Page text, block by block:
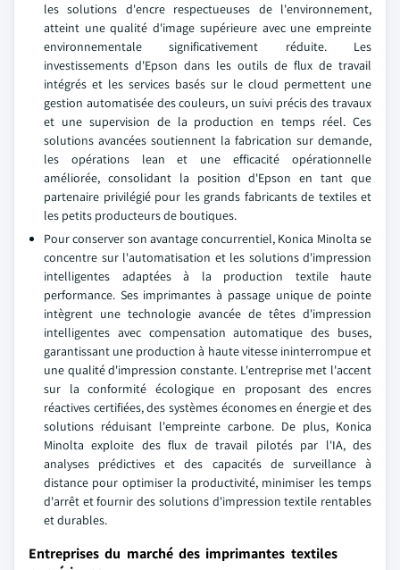
les solutions d'encre respectueuses de l'environnement,
atteint une qualité d'image supérieure avec une empreinte
environnementale significativement réduite. Les
investissements d'Epson dans les outils de flux de travail
intégrés et les services basés sur le cloud permettent une
gestion automatisée des couleurs, un suivi précis des travaux
et une supervision de la production en temps réel. Ces
solutions avancées soutiennent la fabrication sur demande,
les opérations lean et une efficacité opérationnelle
améliorée, consolidant la position d'Epson en tant que
partenaire privilégié pour les grands fabricants de textiles et
les petits producteurs de boutiques.
Pour conserver son avantage concurrentiel, Konica Minolta se
concentre sur l'automatisation et les solutions d'impression
intelligentes adaptées à la production textile haute
performance. Ses imprimantes à passage unique de pointe
intègrent une technologie avancée de têtes d'impression
intelligentes avec compensation automatique des buses,
garantissant une production à haute vitesse ininterrompue et
une qualité d'impression constante. L'entreprise met l'accent
sur la conformité écologique en proposant des encres
réactives certifiées, des systèmes économes en énergie et des
solutions réduisant l'empreinte carbone. De plus, Konica
Minolta exploite des flux de travail pilotés par l'IA, des
analyses prédictives et des capacités de surveillance à
distance pour optimiser la productivité, minimiser les temps
d'arrêt et fournir des solutions d'impression textile rentables
et durables.
Entreprises du marché des imprimantes textiles